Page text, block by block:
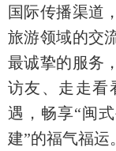
国际传播渠道
旅游领域的交
最诚挚的服务
访友、走走看
遇，畅享“闽
建”的福气福运。